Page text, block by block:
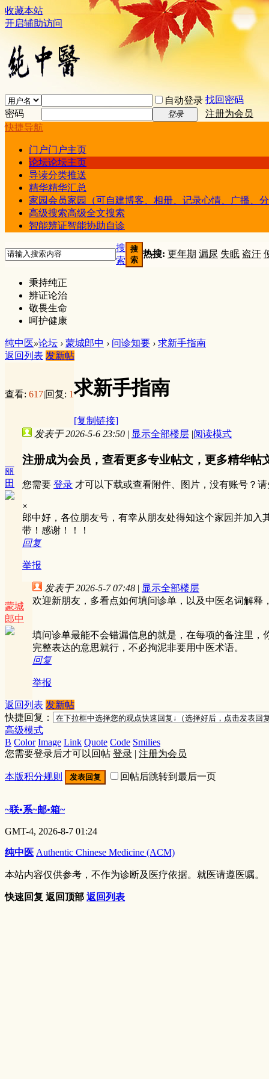
收藏本站
开启辅助访问
自动登录 找回密码
密码
登录
注册为会员
快捷导航
门户门户主页
论坛论坛主页
导读分类推送
精华精华汇总
家园会员家园（可自建博客、相册、记录心情、广播、
高级搜索高级全文搜索
智能辨证智能协助自诊
搜
索
搜
索
热搜: 更年期 漏尿 失眠 盗汗
秉持纯正
辨证论治
敬畏生命
呵护健康
纯中医»论坛 › 蒙城郎中 › 问诊知要 › 求新手指南
返回列表 发新帖
查看: 617|回复: 1求新手指南
[复制链接]
丽
田
发表于 2026-5-6 23:50 | 显示全部楼层 |阅读模式
注册成为会员，查看更多专业帖文，更多精华帖
您需要 登录 才可以下载或查看附件、图片，没有账号？请
×
郎中好，各位朋友号，有幸从朋友处得知这个家园并加
带！感谢！！！
回复
举报
蒙城
郎中
发表于 2026-5-7 07:48 | 显示全部楼层
欢迎新朋友，多看点如何填问诊单，以及中医名词解释
填问诊单最能不会错漏信息的就是，在每项的备注里
完整表达的意思就行，不必拘泥非要用中医术语。
回复
举报
返回列表 发新帖
快捷回复：
高级模式
B Color Image Link Quote Code Smilies
您需要登录后才可以回帖 登录 | 注册为会员
本版积分规则 发表回复 回帖后跳转到最后一页
~联•系~邮•箱~
GMT-4, 2026-8-7 01:24
纯中医 Authentic Chinese Medicine (ACM)
本站内容仅供参考，不作为诊断及医疗依据。就医请遵医嘱。
快速回复 返回顶部 返回列表